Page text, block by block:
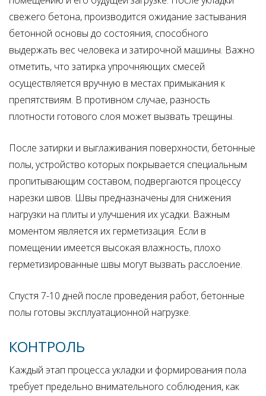
свежего бетона, производится ожидание застывания
бетонной основы до состояния, способного
выдержать вес человека и затирочной машины. Важно
отметить, что затирка упрочняющих смесей
осуществляется вручную в местах примыкания к
препятствиям. В противном случае, разность
плотности готового слоя может вызвать трещины.
После затирки и выглаживания поверхности, бетонные
полы, устройство которых покрывается специальным
пропитывающим составом, подвергаются процессу
нарезки швов. Швы предназначены для снижения
нагрузки на плиты и улучшения их усадки. Важным
моментом является их герметизация. Если в
помещении имеется высокая влажность, плохо
герметизированные швы могут вызвать расслоение.
Спустя 7-10 дней после проведения работ, бетонные
полы готовы эксплуатационной нагрузке.
КОНТРОЛЬ
Каждый этап процесса укладки и формирования пола
требует предельно внимательного соблюдения, как